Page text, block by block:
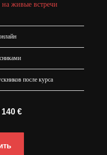
на живые встречи
после курса
140 €